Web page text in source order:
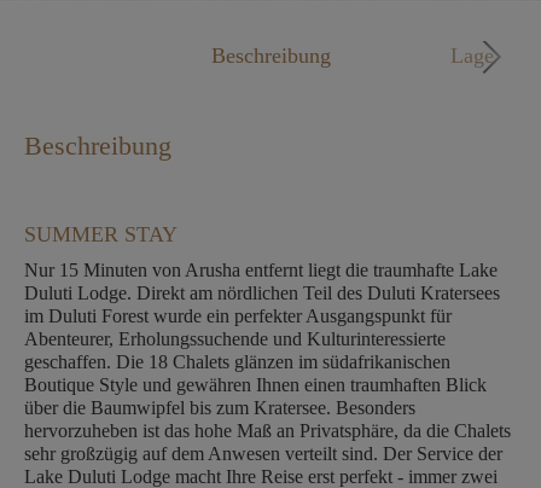
Beschreibung Lage
Beschreibung
SUMMER STAY
Nur 15 Minuten von Arusha entfernt liegt die traumhafte Lake
Duluti Lodge. Direkt am nördlichen Teil des Duluti Kratersees
im Duluti Forest wurde ein perfekter Ausgangspunkt für
Abenteurer, Erholungssuchende und Kulturinteressierte
geschaffen. Die 18 Chalets glänzen im südafrikanischen
Boutique Style und gewähren Ihnen einen traumhaften Blick
über die Baumwipfel bis zum Kratersee. Besonders
hervorzuheben ist das hohe Maß an Privatsphäre, da die Chalets
sehr großzügig auf dem Anwesen verteilt sind. Der Service der
Lake Duluti Lodge macht Ihre Reise erst perfekt - immer zwei